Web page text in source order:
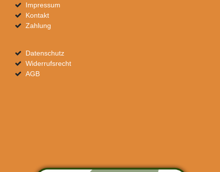
Impressum
Kontakt
Zahlung
Datenschutz
Widerrufsrecht
AGB